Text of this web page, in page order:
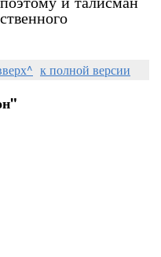
к полной версии